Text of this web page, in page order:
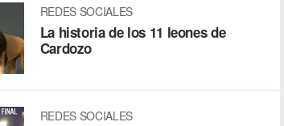
REDES SOCIALES
La historia de los 11 leones de
Cardozo
REDES SOCIALES